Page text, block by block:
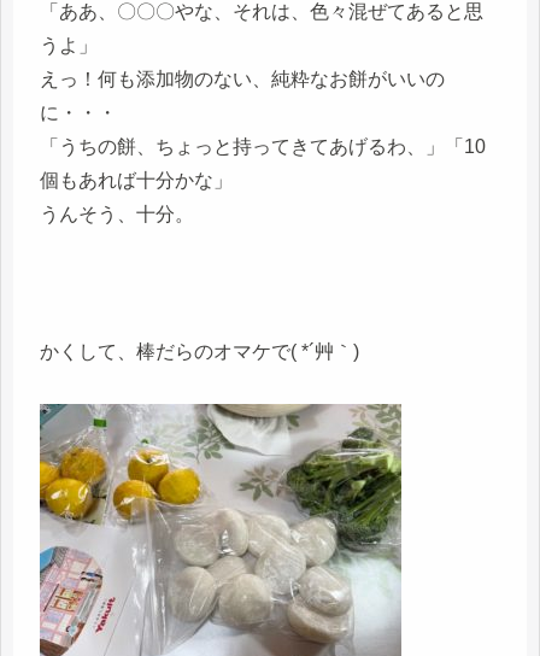
「ああ、〇〇〇やな、それは、色々混ぜてあると思
うよ」
えっ！何も添加物のない、純粋なお餅がいいの
に・・・
「うちの餅、ちょっと持ってきてあげるわ、」「10
個もあれば十分かな」
うんそう、十分。
かくして、棒だらのオマケで( *´艸｀)